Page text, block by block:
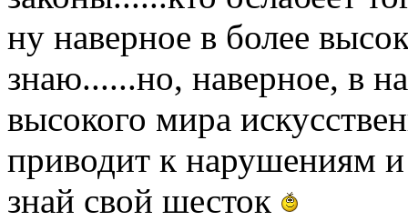
ну наверное в более
знаю......но, наверное, в
высокого мира
приводит к нарушениям
знай свой шесток